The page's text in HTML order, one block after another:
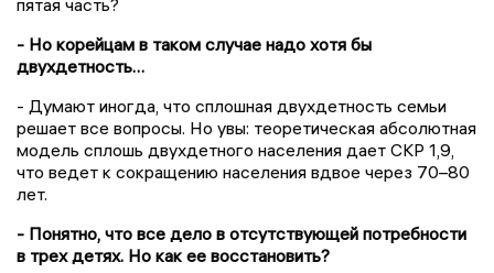
- Но корейцам в таком случае надо хотя бы
двухдетность…
- Думают иногда, что сплошная двухдетность семьи
решает все вопросы. Но увы: теоретическая абсолютная
модель сплошь двухдетного населения дает СКР 1,9,
что ведет к сокращению населения вдвое через 70–80
лет.
- Понятно, что все дело в отсутствующей потребности
в трех детях. Но как ее восстановить?